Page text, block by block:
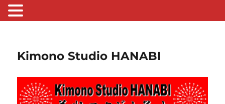
Kimono Studio HANABI